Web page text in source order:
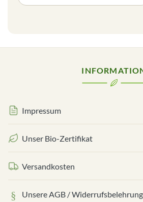
Impressum
Unser Bio-Zertifikat
Versandkosten
Unsere AGB / Widerrufsbelehrung